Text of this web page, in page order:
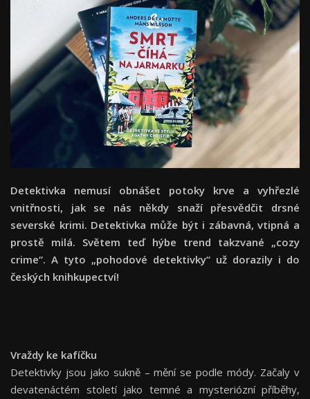
Detektivka nemusí obnášet potoky krve a vyhřezlé
vnitřnosti, jak se nás někdy snaží přesvědčit drsné
severské krimi. Detektivka může být i zábavná, vtipná a
prostě milá. Světem teď hýbe trend takzvané „cozy
crime“. A tyto „pohodové detektivky“ už dorazily i do
českých knihkupectví!
Vraždy ke kafíčku
Detektivky jsou jako sukně – mění se podle módy. Začaly v
devatenáctém století jako temné a mysteriózní příběhy,